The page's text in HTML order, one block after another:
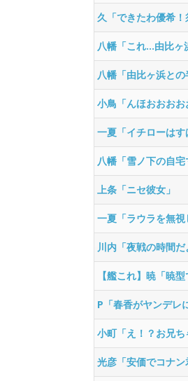
久「できたわ優希
八幡「これ…由比ヶ
八幡「由比ヶ浜と
小鳥「んほおおお
一夏「イチローはす
八幡「雪ノ下の自
上条「ニセ彼女」
一夏「ラウラを無視
川内「夜戦の時間
【艦これ】暁「暁
P「春香がヤンデレ
小町「え！？お兄ち
光彦「安価でコナン